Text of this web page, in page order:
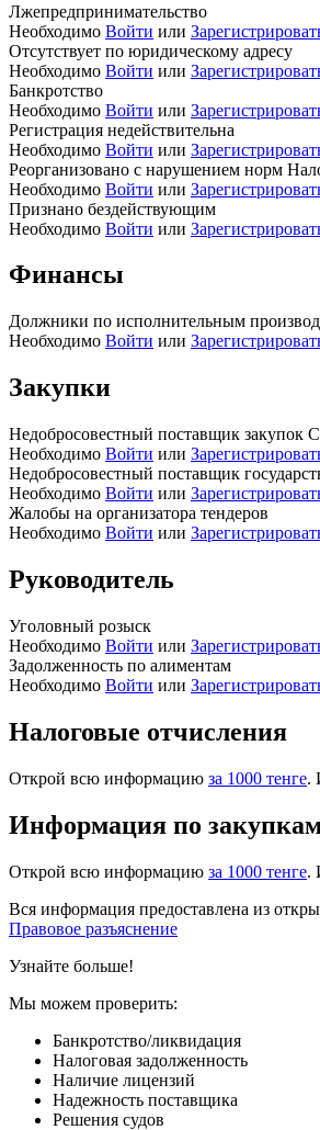
Лжепредпринимательство
Необходимо Войти или
Отсутствует по юридическому адресу
Необходимо Войти или
Банкротство
Необходимо Войти или
Регистрация недействительна
Необходимо Войти или
Реорганизовано с нарушением норм
Необходимо Войти или
Признано бездействующим
Необходимо Войти или
Финансы
Должники по исполнительным
Необходимо Войти или
Закупки
Недобросовестный поставщик закупок
Необходимо Войти или
Недобросовестный поставщик
Необходимо Войти или
Жалобы на организатора тендеров
Необходимо Войти или
Руководитель
Уголовный розыск
Необходимо Войти или
Задолженность по алиментам
Необходимо Войти или
Налоговые отчисления
Открой всю информацию за 1000 тенге.
Информация по
Открой всю информацию за 1000 тенге.
Вся информация предоставлена из
Правовое разъяснение
Узнайте больше!
Мы можем проверить:
Банкротство/ликвидация
Налоговая задолженность
Наличие лицензий
Надежность поставщика
Решения судов